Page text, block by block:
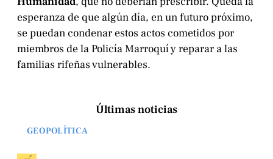
esperanza de que algún día, en un futuro próximo,
se puedan condenar estos actos cometidos por
miembros de la Policía Marroquí y reparar a las
familias rifeñas vulnerables.
Últimas noticias
GEOPOLÍTICA